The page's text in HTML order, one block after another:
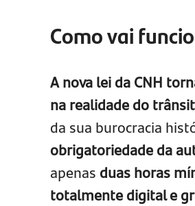
Como vai
A nova lei da CNH
na realidade do
da sua burocracia
obrigatoriedade da
apenas duas horas
totalmente digital e